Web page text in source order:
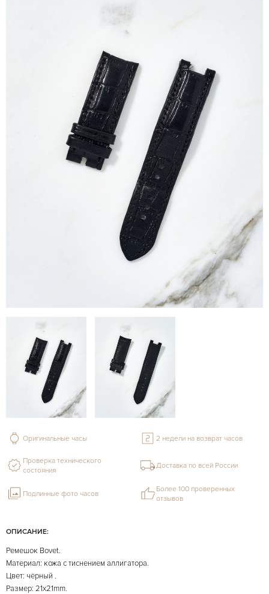
ОПИСАНИЕ:
Ремешок Bovet.
Материал: кожа с тиснением аллигатора.
Цвет: чёрный .
Размер: 21x21mm.
Оригинальные часы 2 недели на возврат часов
Проверка технического
состояния
Доставка по всей России
Подлинные фото часов
Более 100 проверенных
отзывов